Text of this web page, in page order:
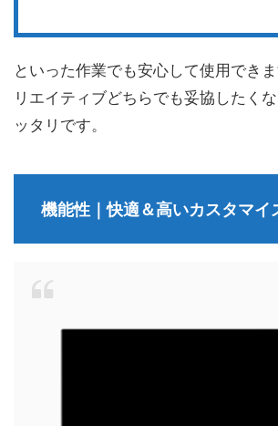
といった作業でも安心して使用でき
リエイティブどちらでも妥協したく
ッタリです。
機能性｜快適＆高いカスタマイ